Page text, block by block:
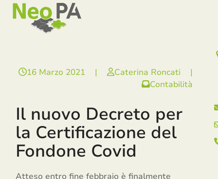
SkipOpen
mobile
menu
Close
mobile
menu
16 Marzo 2021 | Caterina Roncati
|
Contabilità
Il nuovo Decreto per
la Certificazione del
Fondone Covid
Atteso entro fine febbraio è finalmente